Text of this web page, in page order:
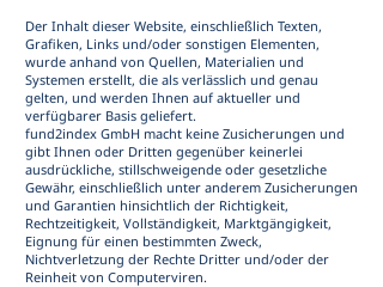
Der Inhalt dieser Website, einschließlich Texten,
Grafiken, Links und/oder sonstigen Elementen,
wurde anhand von Quellen, Materialien und
Systemen erstellt, die als verlässlich und genau
gelten, und werden Ihnen auf aktueller und
verfügbarer Basis geliefert.
fund2index GmbH macht keine Zusicherungen und
gibt Ihnen oder Dritten gegenüber keinerlei
ausdrückliche, stillschweigende oder gesetzliche
Gewähr, einschließlich unter anderem Zusicherungen
und Garantien hinsichtlich der Richtigkeit,
Rechtzeitigkeit, Vollständigkeit, Marktgängigkeit,
Eignung für einen bestimmten Zweck,
Nichtverletzung der Rechte Dritter und/oder der
Reinheit von Computerviren.